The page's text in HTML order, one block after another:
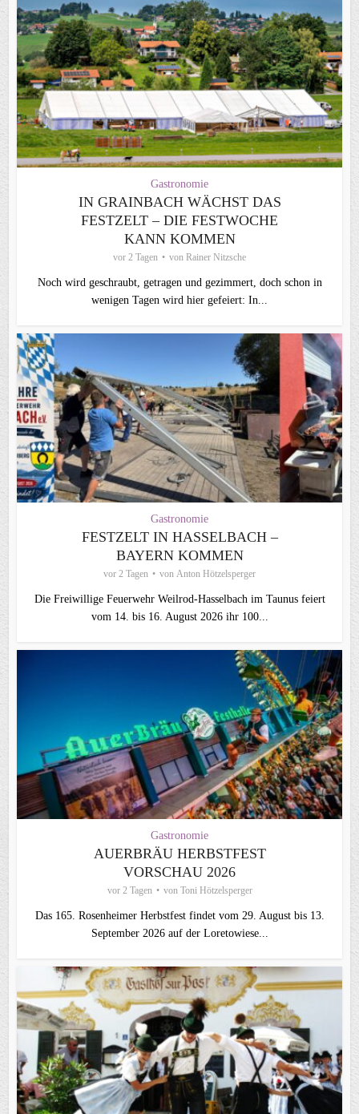
Gastronomie
IN GRAINBACH WÄCHST DAS
FESTZELT – DIE FESTWOCHE
KANN KOMMEN
vor 2 Tagen von Rainer Nitzsche
Noch wird geschraubt, getragen und gezimmert, doch schon in
wenigen Tagen wird hier gefeiert: In...
Gastronomie
FESTZELT IN HASSELBACH –
BAYERN KOMMEN
vor 2 Tagen von Anton Hötzelsperger
Die Freiwillige Feuerwehr Weilrod-Hasselbach im Taunus feiert
vom 14. bis 16. August 2026 ihr 100...
Gastronomie
AUERBRÄU HERBSTFEST
VORSCHAU 2026
vor 2 Tagen von Toni Hötzelsperger
Das 165. Rosenheimer Herbstfest findet vom 29. August bis 13.
September 2026 auf der Loretowiese...